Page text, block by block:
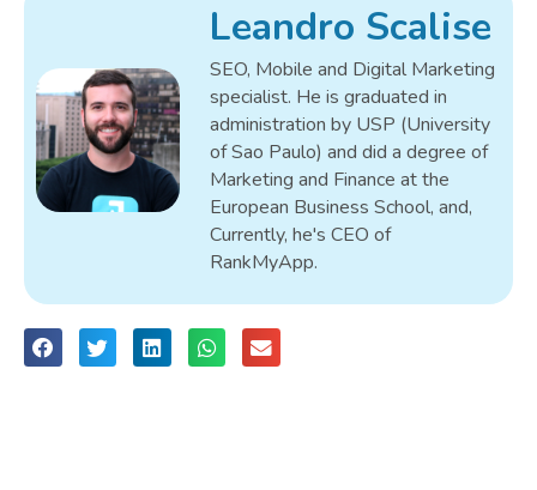
Leandro Scalise
SEO, Mobile and Digital Marketing
specialist. He is graduated in
administration by USP (University
of Sao Paulo) and did a degree of
Marketing and Finance at the
European Business School, and,
Currently, he's CEO of
RankMyApp.